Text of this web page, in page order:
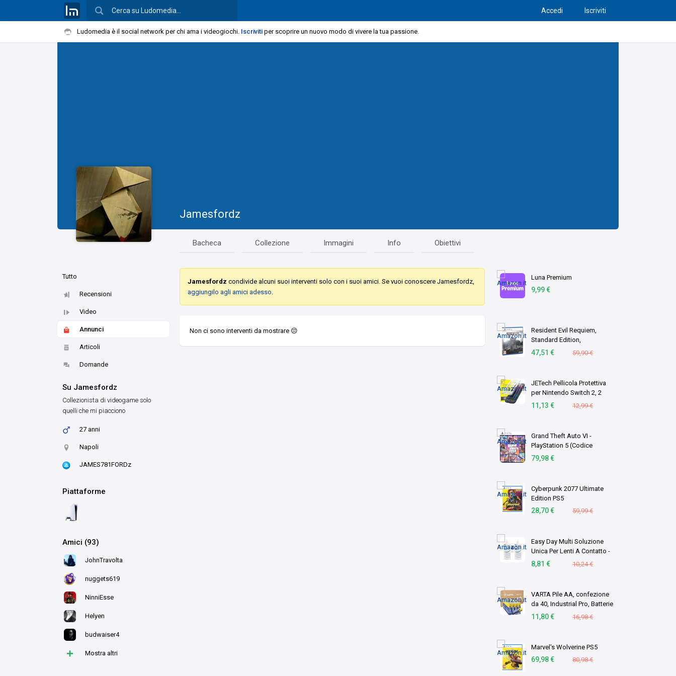
Accedi Iscriviti
Ludomedia è il social network per chi ama i videogiochi. Iscriviti per scoprire un nuovo modo di vivere la tua passione.
Jamesfordz
Bacheca Collezione Immagini Info Obiettivi
Tutto
Recensioni
Video
Annunci
Articoli
Domande
Su Jamesfordz
Collezionista di videogame solo
quelli che mi piacciono
27 anni
Napoli
JAMES781FORDz
Piattaforme
Amici (93)
JohnTravolta
nuggets619
NinniEsse
Helyen
budwaiser4
+ Mostra altri
Luna Premium
9,99 €
Resident Evil Requiem,
Standard Edition,
PlayStation 5
47,51 € 59,90 €
JETech Pellicola Protettiva
per Nintendo Switch 2, 2
Pezzi
11,13 € 12,99 €
Grand Theft Auto VI -
PlayStation 5 (Codice
download)
79,98 €
Cyberpunk 2077 Ultimate
Edition PS5
28,70 € 59,99 €
Easy Day Multi Soluzione
Unica Per Lenti A Contatto -
Duopack 2 X 360 ml
8,81 € 10,24 €
VARTA Pile AA, confezione
da 40, Industrial Pro, Batterie
Alcaline, 1,5V, pacco di
11,80 € 16,98 €
Marvel's Wolverine PS5
69,98 € 80,98 €
Jamesfordz condivide alcuni suoi interventi solo con i suoi amici. Se vuoi conoscere Jamesfordz,
aggiungilo agli amici adesso
Non ci sono interventi da mostrare 😔